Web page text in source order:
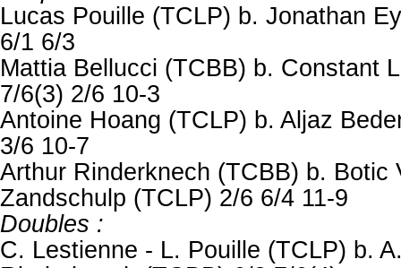
Lucas Pouille (TCLP) b. Jonathan
6/1 6/3
Mattia Bellucci (TCBB) b. Constant
7/6(3) 2/6 10-3
Antoine Hoang (TCLP) b. Aljaz
3/6 10-7
Arthur Rinderknech (TCBB) b. Botic
Zandschulp (TCLP) 2/6 6/4 11-9
Doubles :
C. Lestienne - L. Pouille (TCLP) b.